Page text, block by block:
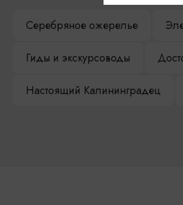
Серебряное ожерелье
Гиды и экскурсоводы
Настоящий Калининградец